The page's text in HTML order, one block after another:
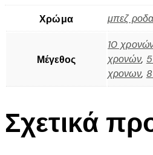
Χρώμα μπεζ
Μέγεθος
10
χρονών,
χρονων,
Σχετικά